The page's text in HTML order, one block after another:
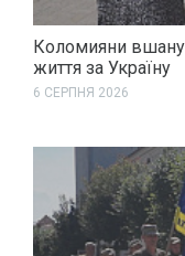
Коломияни
життя за Україну
6 СЕРПНЯ 2026